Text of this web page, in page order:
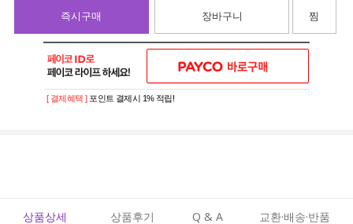
즉시구매 장바구니 찜
[ 결제혜택 ] 포인트 결제시 1% 적립!
상품상세 상품후기 Q & A 교환·배송·반품